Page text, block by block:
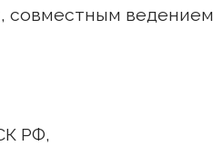
совместным ведением
РФ,